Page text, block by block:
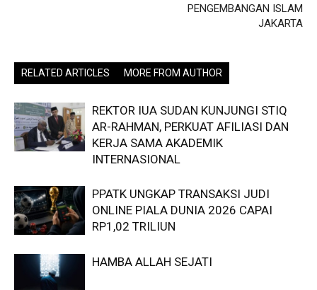
PENGEMBANGAN ISLAM
JAKARTA
RELATED ARTICLES MORE FROM AUTHOR
REKTOR IUA SUDAN KUNJUNGI STIQ
AR-RAHMAN, PERKUAT AFILIASI DAN
KERJA SAMA AKADEMIK
INTERNASIONAL
PPATK UNGKAP TRANSAKSI JUDI
ONLINE PIALA DUNIA 2026 CAPAI
RP1,02 TRILIUN
HAMBA ALLAH SEJATI